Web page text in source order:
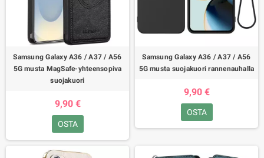
Samsung Galaxy A36 / A37 / A56
5G musta MagSafe-yhteensopiva
suojakuori
9,90 €
OSTA
Samsung Galaxy A36 / A37 / A56
5G musta suojakuori rannenauhalla
9,90 €
OSTA